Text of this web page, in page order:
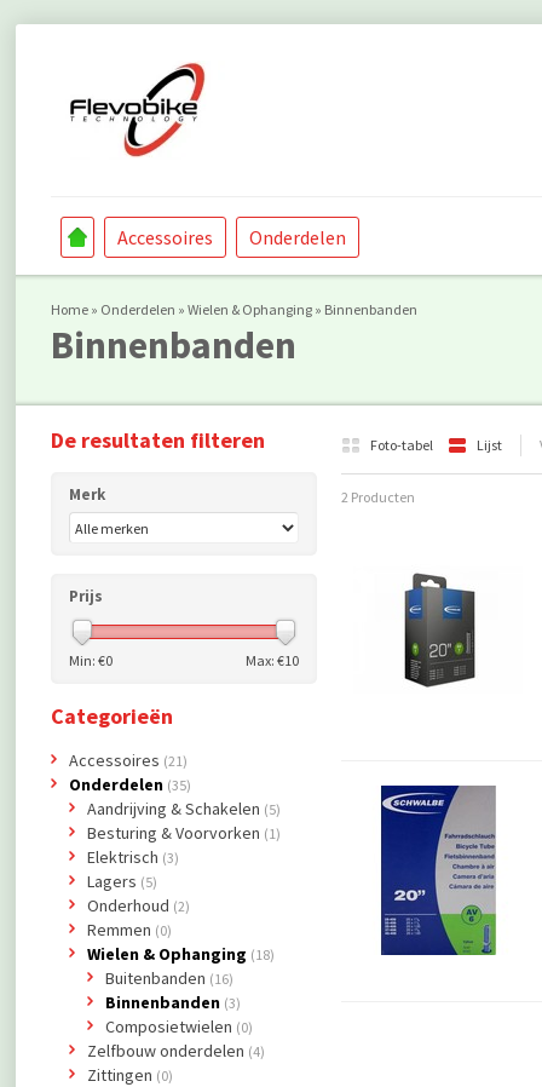
Accessoires Onderdelen
Home » Onderdelen » Wielen & Ophanging » Binnenbanden
Binnenbanden
Foto-tabel Lijst
2 Producten
De resultaten filteren
Merk
Prijs
Min: €0 Max: €10
Categorieën
Accessoires (21)
Onderdelen (35)
Aandrijving & Schakelen (5)
Besturing & Voorvorken (1)
Elektrisch (3)
Lagers (5)
Onderhoud (2)
Remmen (0)
Wielen & Ophanging (18)
Buitenbanden (16)
Binnenbanden (3)
Composietwielen (0)
Zelfbouw onderdelen (4)
Zittingen (0)